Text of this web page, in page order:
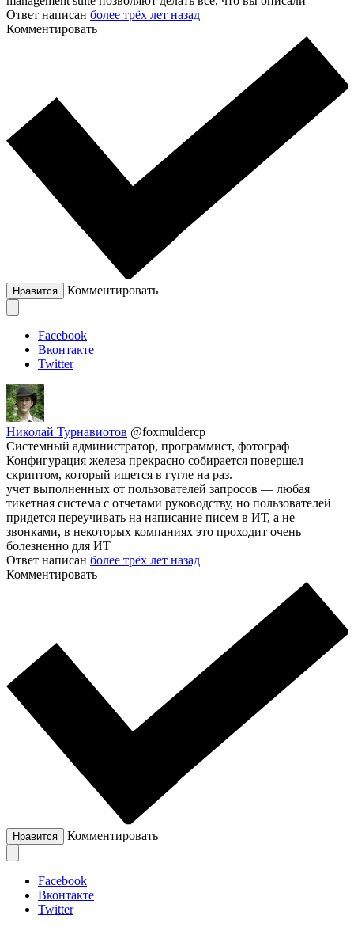
Ответ написан более трёх лет назад
Комментировать
Нравится Комментировать
Facebook
Вконтакте
Twitter
Николай Турнавиотов @foxmuldercp
Системный администратор, программист, фотограф
Конфигурация железа прекрасно собирается повершел
скриптом, который ищется в гугле на раз.
учет выполненных от пользователей запросов — любая
тикетная система с отчетами руководству, но пользователей
придется переучивать на написание писем в ИТ, а не
звонками, в некоторых компаниях это проходит очень
болезненно для ИТ
Ответ написан более трёх лет назад
Комментировать
Нравится Комментировать
Facebook
Вконтакте
Twitter